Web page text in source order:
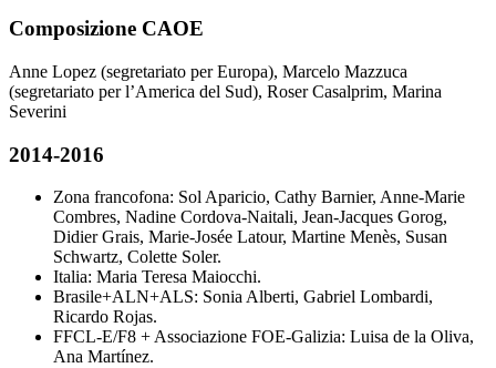
Composizione CAOE
Anne Lopez (segretariato per Europa), Marcelo Mazzuca
(segretariato per l’America del Sud), Roser Casalprim, Marina
Severini
2014-2016
Zona francofona: Sol Aparicio, Cathy Barnier, Anne-Marie
Combres, Nadine Cordova-Naitali, Jean-Jacques Gorog,
Didier Grais, Marie-Josée Latour, Martine Menès, Susan
Schwartz, Colette Soler.
Italia: Maria Teresa Maiocchi.
Brasile+ALN+ALS: Sonia Alberti, Gabriel Lombardi,
Ricardo Rojas.
FFCL-E/F8 + Associazione FOE-Galizia: Luisa de la Oliva,
Ana Martínez.